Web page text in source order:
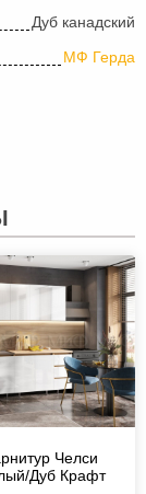
Дуб канадский
МФ Герда
Челси
Дуб Крафт